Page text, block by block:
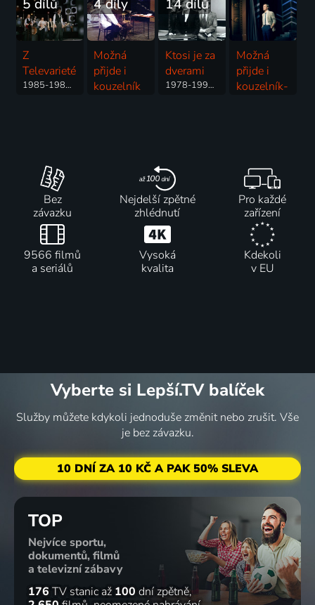
5 dílů
Z
Televarieté
1985-1989 | Komedie, Hudba
4 díly
Možná
přijde i
kouzelník
14 dílů
Ktosi je za
dverami
1978-1991 | Hudba, Komedie
Možná
přijde i
kouzelník-
Bez
závazku
Nejdelší zpětné
zhlédnutí
Pro každé
zařízení
9566 filmů
a seriálů
Vysoká
kvalita
Kdekoli
v EU
Vyberte si Lepší.TV balíček
Služby můžete kdykoli jednoduše změnit nebo zrušit. Vše
je bez závazku.
10 DNÍ ZA 10 KČ A PAK 50% SLEVA
TOP
Nejvíce sportu,
dokumentů, filmů
a televizní zábavy
176 TV stanic až 100 dní zpětně